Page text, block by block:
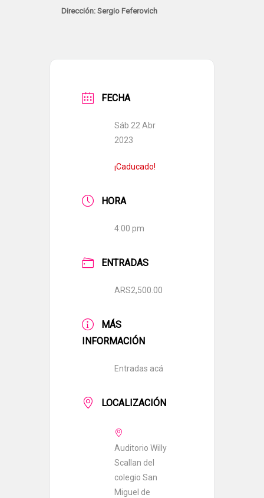
Dirección: Sergio Feferovich
FECHA
Sáb 22 Abr
2023
¡Caducado!
HORA
4:00 pm
ENTRADAS
ARS2,500.00
MÁS
INFORMACIÓN
Entradas acá
LOCALIZACIÓN
Auditorio Willy
Scallan del
colegio San
Miguel de